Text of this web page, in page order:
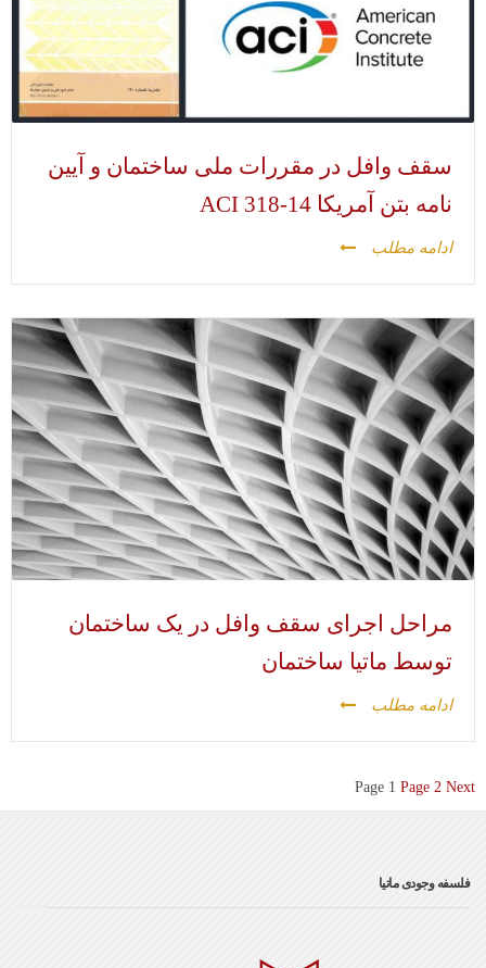
سقف وافل در مقررات ملی ساختمان و آیین
نامه بتن آمریکا ACI 318-14
ادامه مطلب
مراحل اجرای سقف وافل در یک ساختمان
توسط ماتیا ساختمان
ادامه مطلب
صفحه‌بندی
نوشته‌ها
Page 1 Page 2 Next
فلسفه وجودی ماتیا